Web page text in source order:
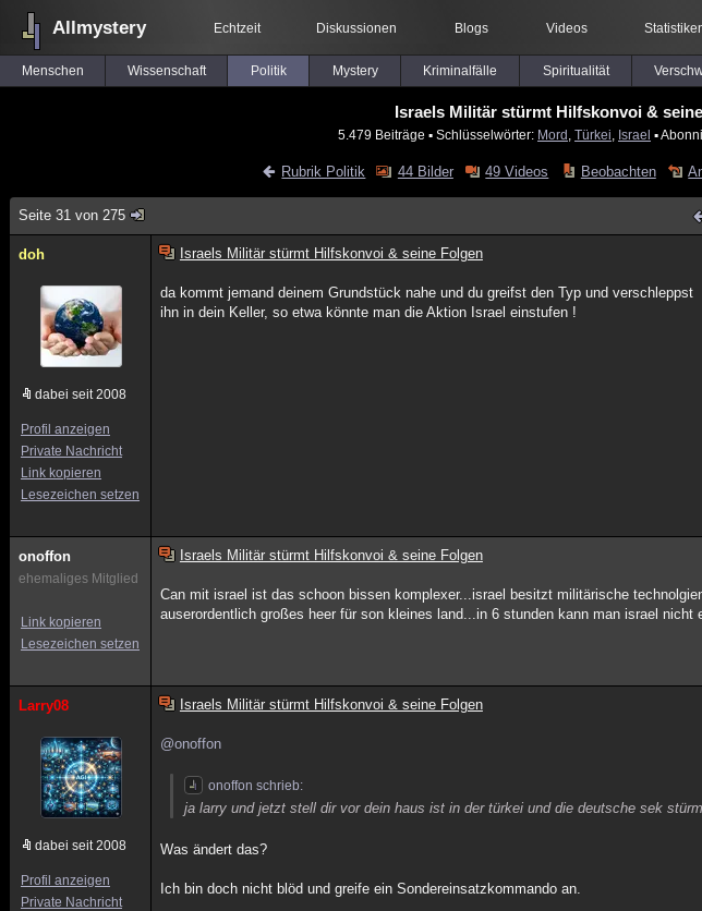
Allmystery Echtzeit Diskussionen Blogs Videos
Menschen Wissenschaft Politik Mystery Kriminalfälle Spiritualität
Israels Militär stürmt Hilfskonvoi &
5.479 Beiträge ▪ Schlüsselwörter: Mord Türkei Israel ▪
Rubrik Politik 44 Bilder 49 Videos Beobachten
Seite 31 von 275
doh
dabei seit 2008
Profil anzeigen
Private Nachricht
Link kopieren
Lesezeichen setzen
Israels Militär stürmt Hilfskonvoi & seine Folgen
da kommt jemand deinem Grundstück nahe und du greifst den Typ und verschleppst
ihn in dein Keller, so etwa könnte man die Aktion Israel einstufen !
onoffon
ehemaliges Mitglied
Link kopieren
Lesezeichen setzen
Israels Militär stürmt Hilfskonvoi & seine Folgen
Can mit israel ist das schoon bissen komplexer...israel besitzt militärische
auserordentlich großes heer für son kleines land...in 6 stunden kann man israel nicht
Larry08
dabei seit 2008
Profil anzeigen
Private Nachricht
Israels Militär stürmt Hilfskonvoi & seine Folgen
@onoffon
onoffon schrieb:
ja larry und jetzt stell dir vor dein haus ist in der türkei und die deutsche sek
Was ändert das?
Ich bin doch nicht blöd und greife ein Sondereinsatzkommando an.